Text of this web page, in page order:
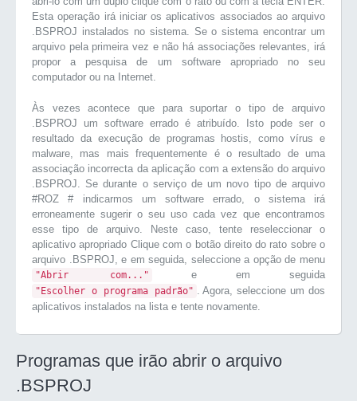
Esta operação irá iniciar os aplicativos associados ao arquivo
.BSPROJ instalados no sistema. Se o sistema encontrar um
arquivo pela primeira vez e não há associações relevantes, irá
propor a pesquisa de um software apropriado no seu
computador ou na Internet.
Às vezes acontece que para suportar o tipo de arquivo
.BSPROJ um software errado é atribuído. Isto pode ser o
resultado da execução de programas hostis, como vírus e
malware, mas mais frequentemente é o resultado de uma
associação incorrecta da aplicação com a extensão do arquivo
.BSPROJ. Se durante o serviço de um novo tipo de arquivo
#ROZ # indicarmos um software errado, o sistema irá
erroneamente sugerir o seu uso cada vez que encontramos
esse tipo de arquivo. Neste caso, tente reseleccionar o
aplicativo apropriado Clique com o botão direito do rato sobre o
arquivo .BSPROJ, e em seguida, seleccione a opção de menu
"Abrir com..." e em seguida
"Escolher o programa padrão" . Agora, seleccione um dos
aplicativos instalados na lista e tente novamente.
Programas que irão abrir o arquivo
.BSPROJ